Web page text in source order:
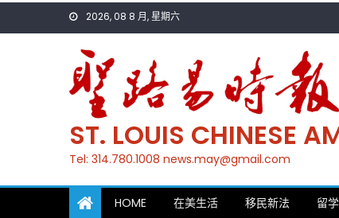
2026, 08 8 月, 星期六
ST. LOUIS CHINESE
Tel: 314.780.1008 news.may@gmail.com
HOME 在美生活 移民新法 留
一晃三十年，初夏